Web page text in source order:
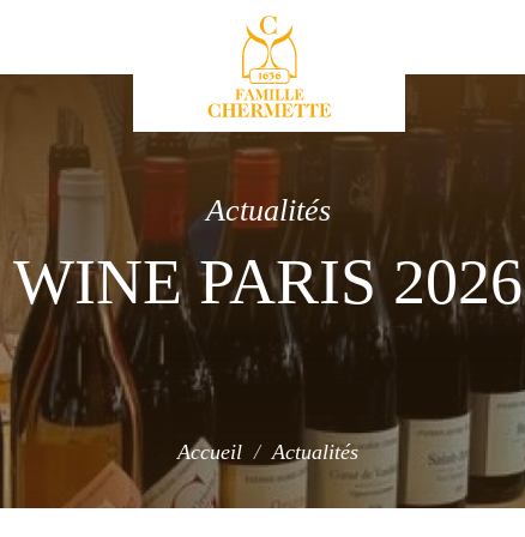
Famille Chermette
Actualités
WINE PARIS 2026
Accueil Actualités